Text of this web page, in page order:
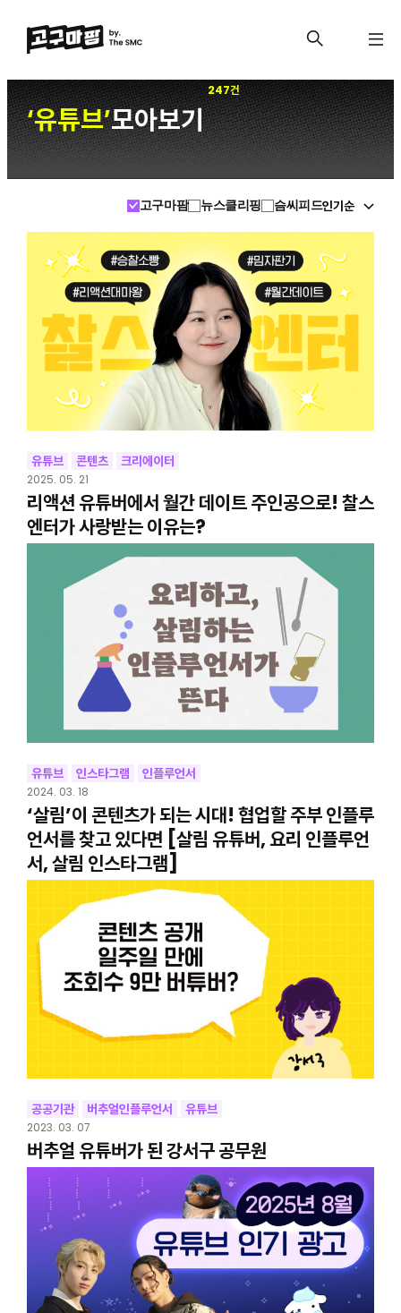
‘유튜브’모아보기
247건
고구마팜 뉴스클리핑 슴씨피드인기순
유튜브 콘텐츠 크리에이터
2025. 05. 21
리액션 유튜버에서 월간 데이트 주인공으로! 찰스
엔터가 사랑받는 이유는?
유튜브 인스타그램 인플루언서
2024. 03. 18
‘살림’이 콘텐츠가 되는 시대! 협업할 주부 인플루
언서를 찾고 있다면 [살림 유튜버, 요리 인플루언
서, 살림 인스타그램]
공공기관 버추얼인플루언서 유튜브
2023. 03. 07
버추얼 유튜버가 된 강서구 공무원